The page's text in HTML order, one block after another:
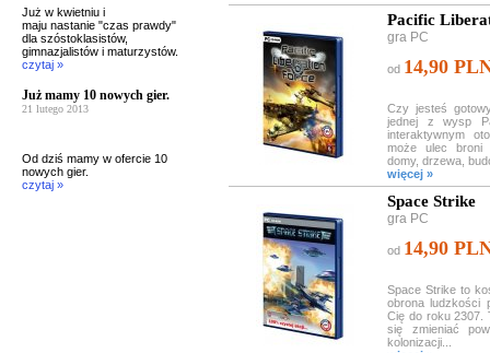
Już w kwietniu i
maju nastanie "czas prawdy"
dla szóstoklasistów,
gimnazjalistów i maturzystów.
czytaj »
Już mamy 10 nowych gier.
21 lutego 2013
Od dziś mamy w ofercie 10
nowych gier.
czytaj »
Pacific
gra PC
od 14,90
Czy jesteś
jednej z wysp
interaktywnym
może ulec broni
domy, drzewa,
więcej »
Space Strike
gra PC
od 14,90
Space Strike to
obrona ludzkości
Cię do roku 2307.
się zmieniać
kolonizacji...